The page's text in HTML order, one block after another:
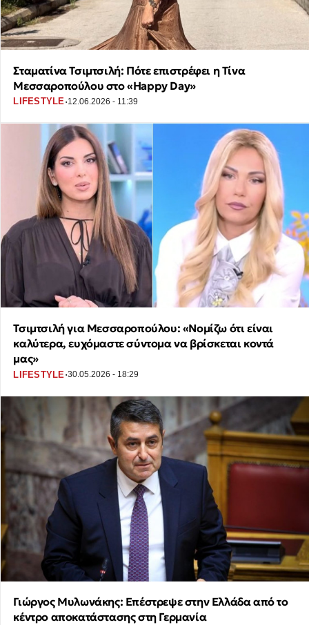
Σταματίνα Τσιμτσιλή: Πότε επιστρέφει η Τίνα
Μεσσαροπούλου στο «Happy Day»
LIFESTYLE·12.06.2026 - 11:39
Τσιμτσιλή για Μεσσαροπούλου: «Νομίζω ότι είναι
καλύτερα, ευχόμαστε σύντομα να βρίσκεται κοντά
μας»
LIFESTYLE ·30.05.2026 - 18:29
Γιώργος Μυλωνάκης: Επέστρεψε στην Ελλάδα από το
κέντρο αποκατάστασης στη Γερμανία